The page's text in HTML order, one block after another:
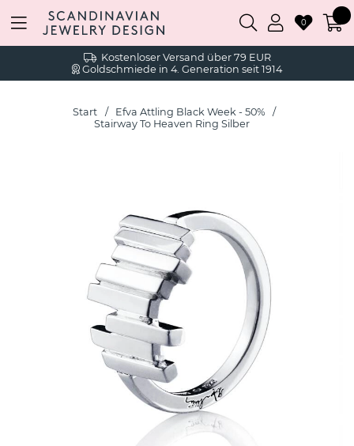
Kostenloser Versand über 79 EUR
Goldschmiede in 4. Generation seit 1914
0
Start
Efva Attling Black Week - 50%
Stairway To Heaven Ring Silber